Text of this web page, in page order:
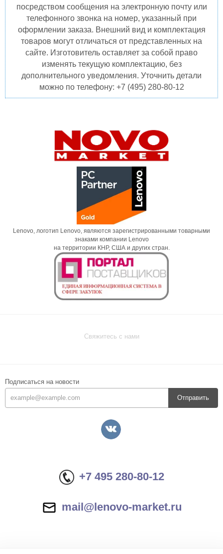
посредством сообщения на электронную почту или
телефонного звонка на номер, указанный при
оформлении заказа. Внешний вид и комплектация
товаров могут отличаться от представленных на
сайте. Изготовитель оставляет за собой право
изменять текущую комплектацию, без
дополнительного уведомления. Уточнить детали
можно по телефону: +7 (495) 280-80-12
Lenovo, логотип Lenovo, являются зарегистрированными товарными
знаками компании Lenovo
на территории КНР, США и других стран.
Свяжитесь с нами
Подписаться на новости
Отправить
+7 495 280-80-12
mail@lenovo-market.ru